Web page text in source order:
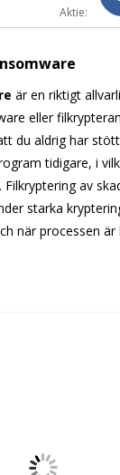
Aktie:
är en riktigt
eller
du aldrig har
tidigare, i
av
starka
när processen är